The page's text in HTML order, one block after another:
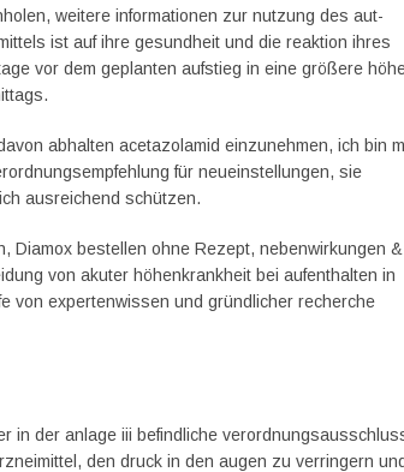
weitere informationen zur nutzung des aut-
ist auf ihre gesundheit und die reaktion ihres
vor dem geplanten aufstieg in eine größere
abhalten acetazolamid einzunehmen, ich bin
für neueinstellungen, sie
ausreichend schützen.
Diamox bestellen ohne Rezept, nebenwirkungen &
von akuter höhenkrankheit bei aufenthalten in
von expertenwissen und gründlicher recherche
in der anlage iii befindliche
den druck in den augen zu verringern